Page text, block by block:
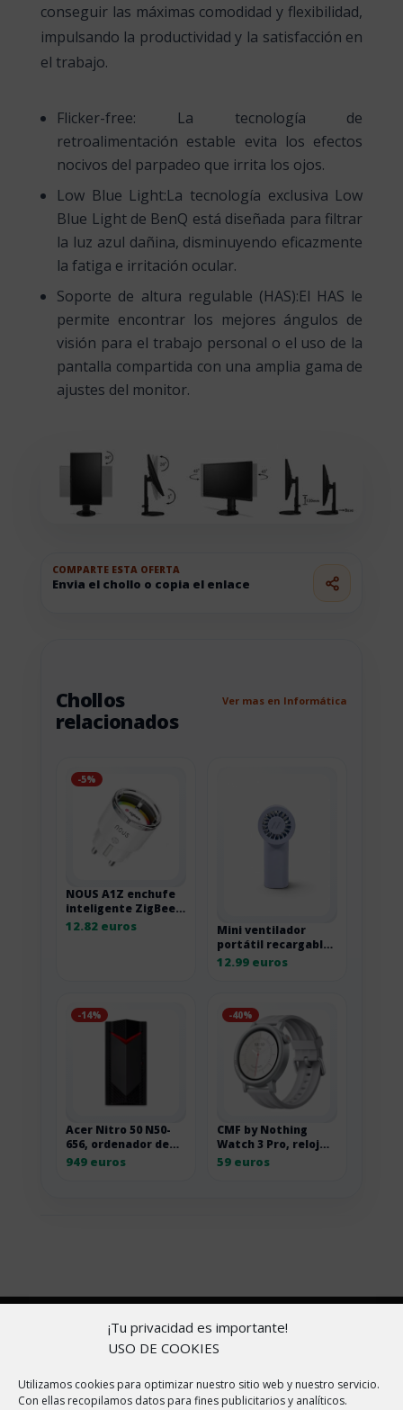
¡Tu privacidad es importante!
USO DE COOKIES
Utilizamos cookies para optimizar nuestro sitio web y nuestro servicio.
Con ellas recopilamos datos para fines publicitarios y analíticos.
conseguir las máximas comodidad y flexibilidad,
impulsando la productividad y la satisfacción en
el trabajo.
Flicker-free: La tecnología de
retroalimentación estable evita los efectos
nocivos del parpadeo que irrita los ojos.
Low Blue Light:La tecnología exclusiva Low
Blue Light de BenQ está diseñada para filtrar
la luz azul dañina, disminuyendo eficazmente
la fatiga e irritación ocular.
Soporte de altura regulable (HAS):El HAS le
permite encontrar los mejores ángulos de
visión para el trabajo personal o el uso de la
pantalla compartida con una amplia gama de
ajustes del monitor.
COMPARTE ESTA OFERTA
Envia el chollo o copia el enlace
Chollos
relacionados
Ver mas en Informática
-5%
NOUS A1Z enchufe
inteligente ZigBee
con monitorización
12.82 euros
Mini ventilador
portátil recargable
Muitomas con 3
12.99 euros
-14%
Acer Nitro 50 N50-
656, ordenador de
sobremesa gaming
949 euros
-40%
CMF by Nothing
Watch 3 Pro, reloj
inteligente con
59 euros
Copyright © 2026 | Aviso Legal
Política de
Política de Privacidad
En ChollitosChollazos.com participamos en programas
de afiliación de AliExpress, Amazon y otras